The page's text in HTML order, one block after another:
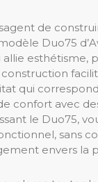
de
Duo75
esthétisme,
qui
confort avec
le Duo75,
sans
envers la